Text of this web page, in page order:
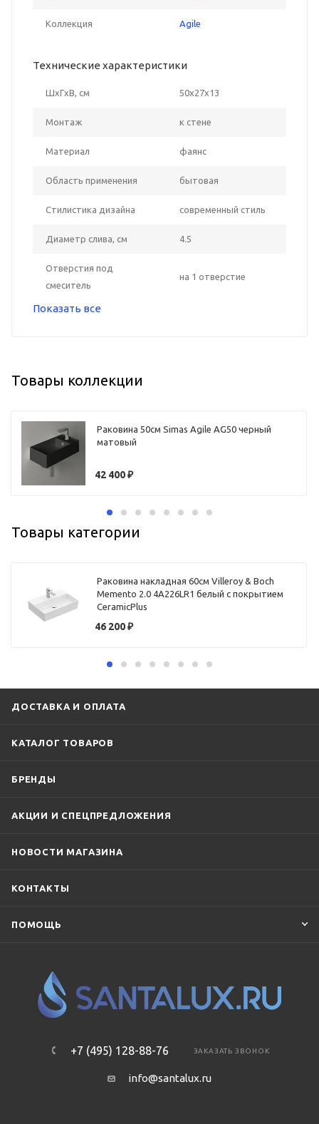
Коллекция Agile
Технические характеристики
ШxГxВ, см 50x27x13
Монтаж к стене
Материал фаянс
Область применения бытовая
Стилистика дизайна современный стиль
Диаметр слива, см 4.5
Отверстия под
смеситель
на 1 отверстие
Показать все
Товары коллекции
Раковина 50см Simas Agile AG50 черный
матовый
42 400₽
Товары категории
Раковина накладная 60см Villeroy & Boch
Memento 2.0 4A226LR1 белый с покрытием
CeramicPlus
46 200₽
ДОСТАВКА И ОПЛАТА
КАТАЛОГ ТОВАРОВ
БРЕНДЫ
АКЦИИ И СПЕЦПРЕДЛОЖЕНИЯ
НОВОСТИ МАГАЗИНА
КОНТАКТЫ
ПОМОЩЬ
+7 (495) 128-88-76 ЗАКАЗАТЬ ЗВОНОК
info@santalux.ru